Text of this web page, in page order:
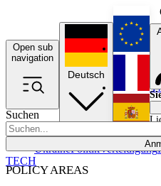
Open sub
navigation
Suchen
POLICY AREAS
UkrainePolitikVerteidigung
Deutsch
TECH